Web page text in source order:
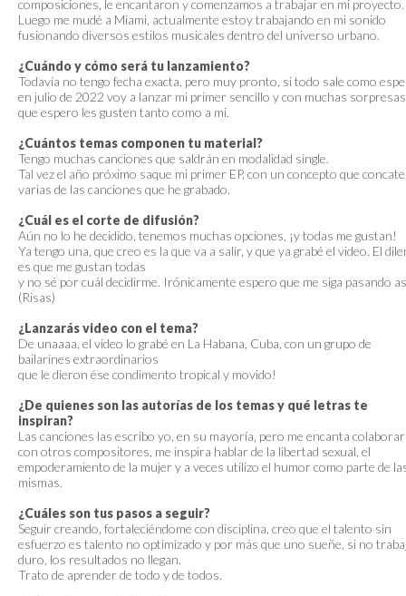
composiciones, le encantaron y comenzamos a trabajar en mi proyecto.
Luego me mudé a Miami, actualmente estoy trabajando en mi sonido
fusionando diversos estilos musicales dentro del universo urbano.
¿Cuándo y cómo será tu lanzamiento?
Todavía no tengo fecha exacta, pero muy pronto, si todo sale como
en julio de 2022 voy a lanzar mi primer sencillo y con muchas sorpresas
que espero les gusten tanto como a mi.
¿Cuántos temas componen tu material?
Tengo muchas canciones que saldrán en modalidad single.
Tal vez el año próximo saque mi primer EP, con un concepto que
varias de las canciones que he grabado.
¿Cuál es el corte de difusión?
Aún no lo he decidido, tenemos muchas opciones, ¡y todas me gustan!
Ya tengo una, que creo es la que va a salir, y que ya grabé el video. El
es que me gustan todas
y no sé por cuál decidirme. Irónicamente espero que me siga pasando
(Risas)
¿Lanzarás video con el tema?
De unaaaa, el video lo grabé en La Habana, Cuba, con un grupo de
bailarines extraordinarios
que le dieron ése condimento tropical y movido!
¿De quienes son las autorías de los temas y qué letras te
inspiran?
Las canciones las escribo yo, en su mayoría, pero me encanta colaborar
con otros compositores, me inspira hablar de la libertad sexual, el
empoderamiento de la mujer y a veces utilizo el humor como parte de
mismas.
¿Cuáles son tus pasos a seguir?
Seguir creando, fortaleciéndome con disciplina, creo que el talento sin
esfuerzo es talento no optimizado y por más que uno sueñe, si no
duro, los resultados no llegan.
Trato de aprender de todo y de todos.